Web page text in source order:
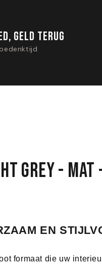
GELD TERUG
GREY - MAT
EN
formaat die uw